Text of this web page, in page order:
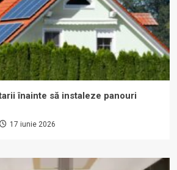
înainte să instaleze panouri
17 iunie 2026